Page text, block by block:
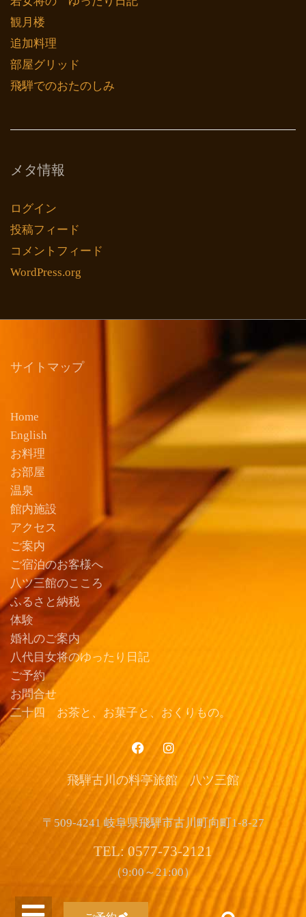
観月楼
追加料理
部屋グリッド
飛騨でのおたのしみ
メタ情報
ログイン
投稿フィード
コメントフィード
WordPress.org
サイトマップ
Home
English
お料理
お部屋
温泉
館内施設
アクセス
ご案内
ご宿泊のお客様へ
八ツ三館のこころ
ふるさと納税
体験
婚礼のご案内
八代目女将のゆったり日記
ご予約
お問合せ
二十四 お茶と、お菓子と、おくりもの。
飛騨古川の料亭旅館 八ツ三館
〒509-4241 岐阜県飛騨市古川町向町1-8-27
TEL: 0577-73-2121
（9:00～21:00）